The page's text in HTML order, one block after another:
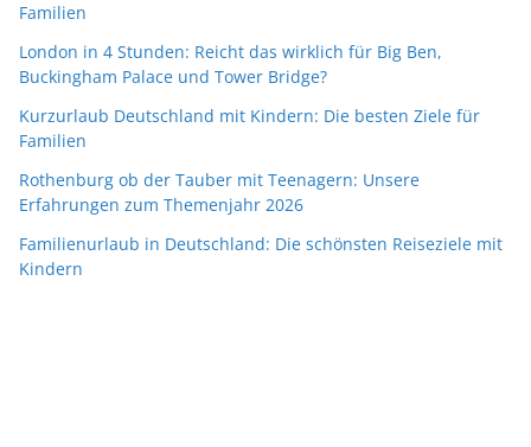
Familien
London in 4 Stunden: Reicht das wirklich für Big Ben,
Buckingham Palace und Tower Bridge?
Kurzurlaub Deutschland mit Kindern: Die besten Ziele für
Familien
Rothenburg ob der Tauber mit Teenagern: Unsere
Erfahrungen zum Themenjahr 2026
Familienurlaub in Deutschland: Die schönsten Reiseziele mit
Kindern